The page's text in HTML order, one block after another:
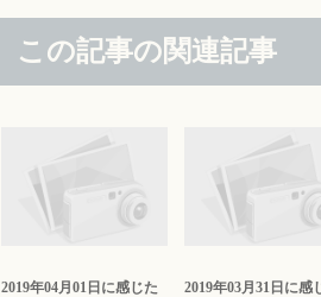
この記事の関連記事
2019年04月01日に感じた
2019年03月31日に感